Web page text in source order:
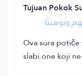
Tujuan Pokok
وتوهينًا
Ova sura
slabi one koji